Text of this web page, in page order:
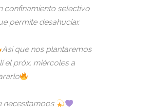
confinamiento selectivo
permite desahuciar.
Así que nos plantaremos
el próx. miércoles a
necesitamoos